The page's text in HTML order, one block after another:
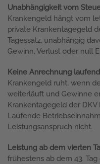
Unabhängigkeit vom
Krankengeld hängt vom
private Krankentagegeld
Tagessatz, unabhängig
Gewinn, Verlust oder null
Keine Anrechnung
Krankengeld ruht, wenn
weiterläuft und Gewinne
Krankentagegeld der
Laufende
Leistungsanspruch nicht.
Leistung ab dem vierten
frühestens ab dem 43.